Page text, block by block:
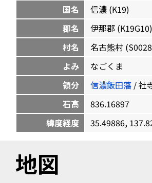
国名
信濃 (K19)
郡名
伊那郡 (K19G10)
村名
名古熊村
よみ
なごくま
領分
信濃飯田藩 / 社
石高
836.16897
緯度経度
35.49886,
地図